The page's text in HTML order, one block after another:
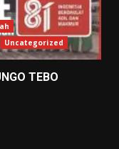
Uncategorized
TEBO